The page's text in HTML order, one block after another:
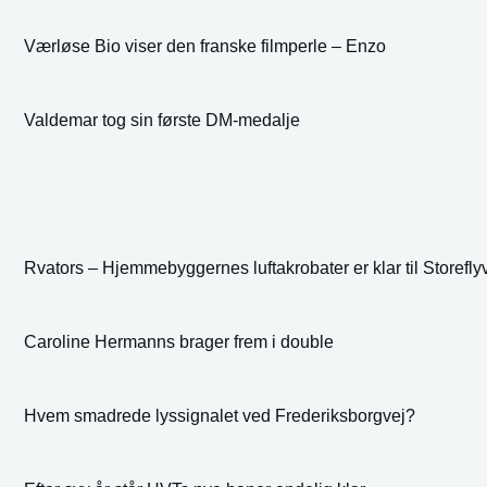
Værløse Bio viser den franske filmperle – Enzo
Valdemar tog sin første DM-medalje
Rvators – Hjemmebyggernes luftakrobater er klar til
Caroline Hermanns brager frem i double
Hvem smadrede lyssignalet ved Frederiksborgvej?